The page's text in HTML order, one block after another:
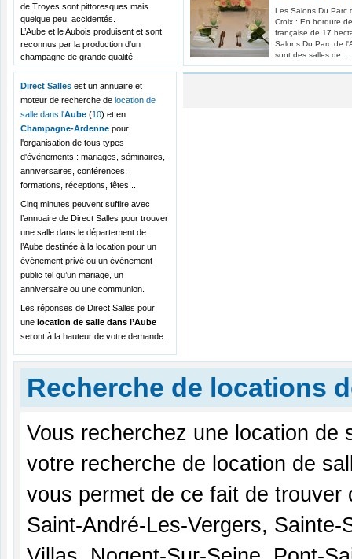
de Troyes sont pittoresques mais
quelque peu accidentés.
L’Aube et le Aubois produisent et sont
reconnus par la production d‘un
champagne de grande qualité.
Direct Salles est un annuaire et
moteur de recherche de location de
salle dans l'Aube (10) et en
Champagne-Ardenne pour
l'organisation de tous types
d'événements : mariages, séminaires,
anniversaires, conférences,
formations, réceptions, fêtes...
Cinq minutes peuvent suffire avec
l’annuaire de Direct Salles pour trouver
une salle dans le département de
l’Aube destinée à la location pour un
événement privé ou un événement
public tel qu’un mariage, un
anniversaire ou une communion.
Les réponses de Direct Salles pour
une location de salle dans l’Aube
seront à la hauteur de votre demande.
Les Salons Du Parc
Croix : En bordure
française de 17
Salons Du Parc de
sont des salles de...
Recherche de locations
Vous recherchez une location de
votre recherche de location de
vous permet de ce fait de
Saint-André-Les-Vergers,